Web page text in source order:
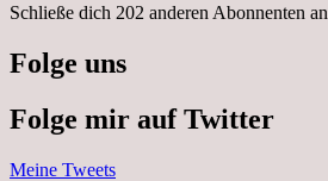
Schließe dich 202 anderen Abonnenten an
Folge uns
Folge mir auf Twitter
Meine Tweets